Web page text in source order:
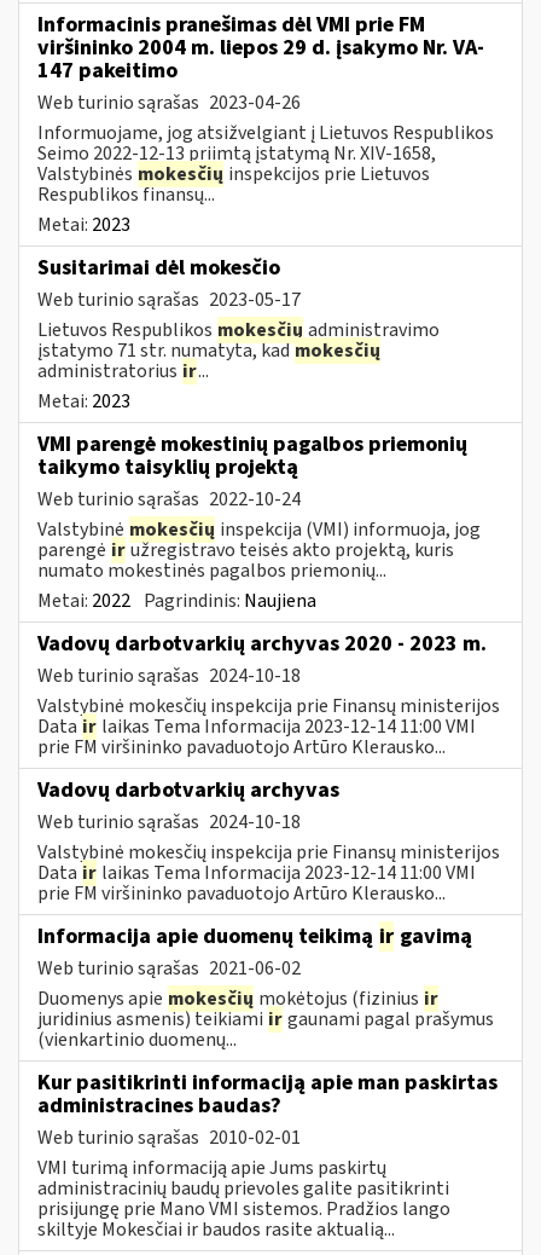
Informacinis pranešimas dėl VMI prie FM
viršininko 2004 m. liepos 29 d. įsakymo Nr. VA-
147 pakeitimo
Web turinio sąrašas 2023-04-26
Informuojame, jog atsižvelgiant į Lietuvos Respublikos
Seimo 2022-12-13 priimtą įstatymą Nr. XIV-1658,
Valstybinės mokesčių inspekcijos prie Lietuvos
Respublikos finansų...
Metai: 2023
Susitarimai dėl mokesčio
Web turinio sąrašas 2023-05-17
Lietuvos Respublikos mokesčių administravimo
įstatymo 71 str. numatyta, kadmokesčių
administratorius ir...
Metai: 2023
VMI parengė mokestinių pagalbos priemonių
taikymo taisyklių projektą
Web turinio sąrašas 2022-10-24
Valstybinė mokesčių inspekcija (VMI) informuoja, jog
parengė iružregistravo teisės akto projektą, kuris
numato mokestinės pagalbos priemonių...
Metai: 2022 Pagrindinis: Naujiena
Vadovų darbotvarkių archyvas 2020 - 2023 m.
Web turinio sąrašas 2024-10-18
Valstybinė mokesčių inspekcija prie Finansų ministerijos
Data ir laikas Tema Informacija 2023-12-14 11:00 VMI
prie FM viršininko pavaduotojo Artūro Klerausko...
Vadovų darbotvarkių archyvas
Web turinio sąrašas 2024-10-18
Valstybinė mokesčių inspekcija prie Finansų ministerijos
Data ir laikas Tema Informacija 2023-12-14 11:00 VMI
prie FM viršininko pavaduotojo Artūro Klerausko...
Informacija apie duomenų teikimą ir gavimą
Web turinio sąrašas 2021-06-02
Duomenys apie mokesčių mokėtojus (fizinius ir
juridinius asmenis) teikiami irgaunami pagal prašymus
(vienkartinio duomenų...
Kur pasitikrinti informaciją apie man paskirtas
administracines baudas?
Web turinio sąrašas 2010-02-01
VMI turimą informaciją apie Jums paskirtų
administracinių baudų prievoles galite pasitikrinti
prisijungę prie Mano VMI sistemos. Pradžios lango
skiltyje Mokesčiai ir baudos rasite aktualią...